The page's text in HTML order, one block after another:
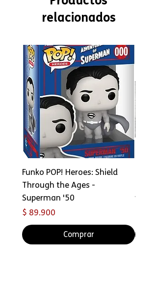
relacionados
Funko POP! Heroes: Shield
Through the Ages -
Superman '50
Precio
$ 89.900
Comprar
with